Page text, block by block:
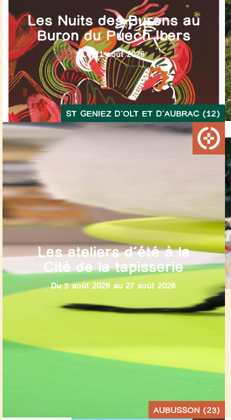
Les Nuits des Burons au
Buron du Puech Ibers
Le 21 août 2026
ST GENIEZ D’OLT ET D’AUBRAC (12)
Les ateliers d’été à la
Cité de la tapisserie
Du 3 août 2026 au 27 août 2026
AUBUSSON (23)